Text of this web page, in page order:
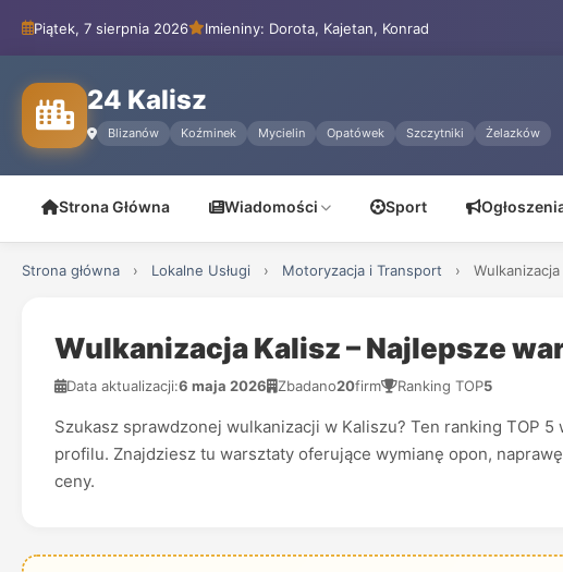
Piątek, 7 sierpnia 2026 Imieniny: Dorota, Kajetan, Konrad
24 Kalisz
Blizanów Koźminek Mycielin Opatówek Szczytniki Żelazków
Strona Główna Wiadomości Sport
Strona główna › Lokalne Usługi › Motoryzacja i Transport ›
Wulkanizacja Kalisz – Najlepsze
Data aktualizacji:6 maja 2026 Zbadano20firm Ranking TOP5
Szukasz sprawdzonej wulkanizacji w Kaliszu? Ten ranking TOP
profilu. Znajdziesz tu warsztaty oferujące wymianę opon,
ceny.